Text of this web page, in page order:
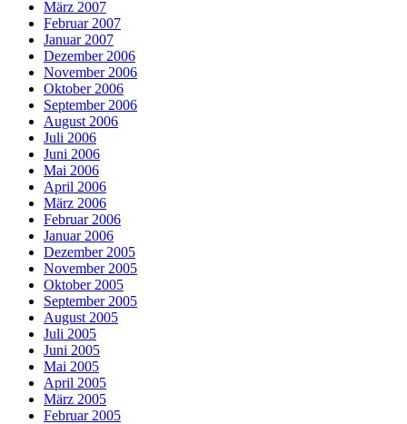
März 2007
Februar 2007
Januar 2007
Dezember 2006
November 2006
Oktober 2006
September 2006
August 2006
Juli 2006
Juni 2006
Mai 2006
April 2006
März 2006
Februar 2006
Januar 2006
Dezember 2005
November 2005
Oktober 2005
September 2005
August 2005
Juli 2005
Juni 2005
Mai 2005
April 2005
März 2005
Februar 2005